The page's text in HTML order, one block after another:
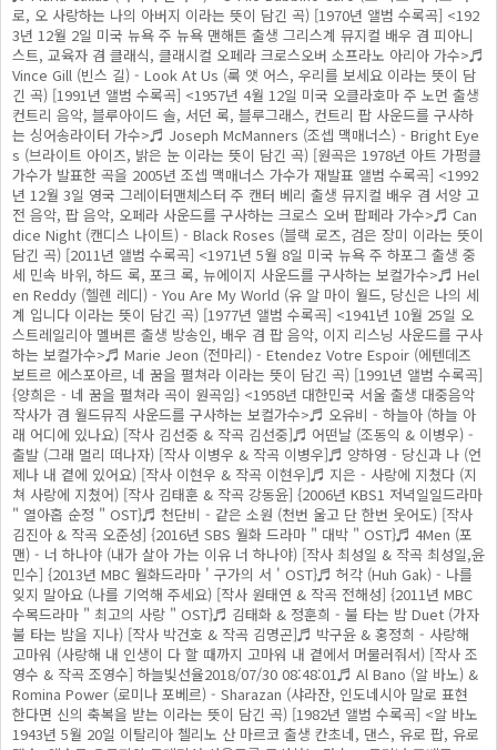
로, 오 사랑하는 나의 아버지 이라는 뜻이 담긴 곡) [1970년 앨범 수록곡] <192
3년 12월 2일 미국 뉴욕 주 뉴욕 맨해튼 출생 그리스계 뮤지컬 배우 겸 피아니
스트, 교육자 겸 클래식, 클래시컬 오페라 크로스오버 소프라노 아리아 가수>♬
Vince Gill (빈스 길) - Look At Us (룩 앳 어스, 우리를 보세요 이라는 뜻이 담
긴 곡) [1991년 앨범 수록곡] <1957년 4월 12일 미국 오클라호마 주 노먼 출생
컨트리 음악, 블루아이드 솔, 서던 록, 블루그래스, 컨트리 팝 사운드를 구사하
는 싱어송라이터 가수>♬ Joseph McManners (조셉 맥매너스) - Bright Eye
s (브라이트 아이즈, 밝은 눈 이라는 뜻이 담긴 곡) [원곡은 1978년 아트 가펑클
가수가 발표한 곡을 2005년 조셉 맥매너스 가수가 재발표 앨범 수록곡] <1992
년 12월 3일 영국 그레이터맨체스터 주 캔터 베리 출생 뮤지컬 배우 겸 서양 고
전 음악, 팝 음악, 오페라 사운드를 구사하는 크로스 오버 팝페라 가수>♬ Can
dice Night (캔디스 나이트) - Black Roses (블랙 로즈, 검은 장미 이라는 뜻이
담긴 곡) [2011년 앨범 수록곡] <1971년 5월 8일 미국 뉴욕 주 하포그 출생 중
세 민속 바위, 하드 록, 포크 록, 뉴에이지 사운드를 구사하는 보컬가수>♬ Hel
en Reddy (헬렌 레디) - You Are My World (유 알 마이 월드, 당신은 나의 세
계 입니다 이라는 뜻이 담긴 곡) [1977년 앨범 수록곡] <1941년 10월 25일 오
스트레일리아 멜버른 출생 방송인, 배우 겸 팝 음악, 이지 리스닝 사운드를 구사
하는 보컬가수>♬ Marie Jeon (전마리) - Etendez Votre Espoir (에텐데즈
보트르 에스포아르, 네 꿈을 펼쳐라 이라는 뜻이 담긴 곡) [1991년 앨범 수록곡]
{양희은 - 네 꿈을 펼쳐라 곡이 원곡임} <1958년 대한민국 서울 출생 대중음악
작사가 겸 월드뮤직 사운드를 구사하는 보컬가수>♬ 오유비 - 하늘아 (하늘 아
래 어디에 있나요) [작사 김선중 & 작곡 김선중]♬ 어떤날 (조동익 & 이병우) -
출발 (그래 멀리 떠나자) [작사 이병우 & 작곡 이병우]♬ 양하영 - 당신과 나 (언
제나 내 곁에 있어요) [작사 이현우 & 작곡 이현우]♬ 지은 - 사랑에 지쳤다 (지
쳐 사랑에 지쳤어) [작사 김태훈 & 작곡 강동윤] {2006년 KBS1 저녁일일드라마
" 열아홉 순정 " OST}♬ 천단비 - 같은 소원 (천번 울고 단 한번 웃어도) [작사
김진아 & 작곡 오준성] {2016년 SBS 월화 드라마 " 대박 " OST}♬ 4Men (포
맨) - 너 하나야 (내가 살아 가는 이유 너 하나야) [작사 최성일 & 작곡 최성일,윤
민수] {2013년 MBC 월화드라마 ' 구가의 서 ' OST}♬ 허각 (Huh Gak) - 나를
잊지 말아요 (나를 기억해 주세요) [작사 원태연 & 작곡 전해성] {2011년 MBC
수목드라마 " 최고의 사랑 " OST}♬ 김태화 & 정훈희 - 불 타는 밤 Duet (가자
불 타는 밤을 지나) [작사 박건호 & 작곡 김명곤]♬ 박구윤 & 홍정희 - 사랑해
고마워 (사랑해 내 인생이 다 할 때까지 고마워 내 곁에서 머물러줘서) [작사 조
영수 & 작곡 조영수] 하늘빛선율2018/07/30 08:48:01♬ Al Bano (알 바노) &
Romina Power (로미나 포베르) - Sharazan (샤라잔, 인도네시아 말로 표현
한다면 신의 축복을 받는 이라는 뜻이 담긴 곡) [1982년 앨범 수록곡] <알 바노
1943년 5월 20일 이탈리아 첼리노 산 마르코 출생 칸초네, 댄스, 유로 팝, 유로